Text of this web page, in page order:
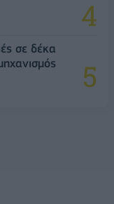
σε δέκα